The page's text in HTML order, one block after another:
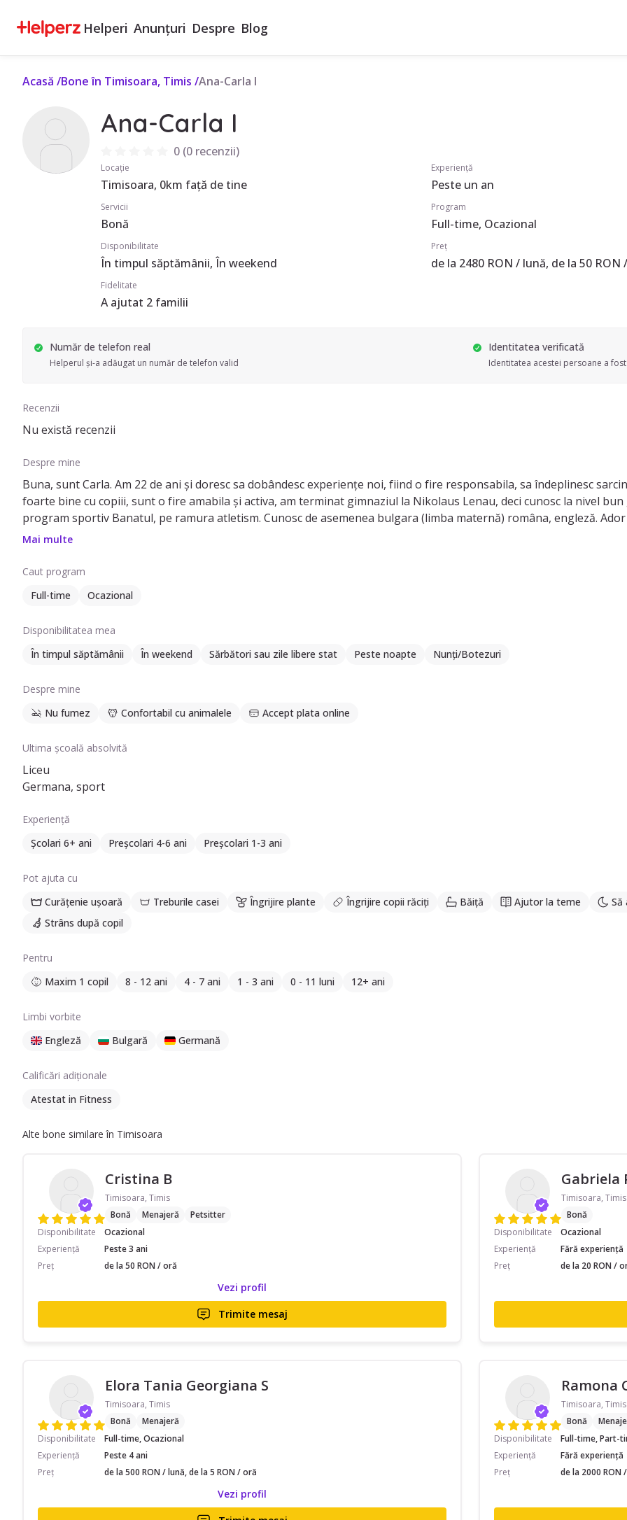
Helperi Anunțuri Despre Blog
Acasă /Bone în Timisoara, Timis /Ana-Carla I
Ana-Carla I
0(0 recenzii)
Locație
Timisoara, 0km față de tine
Experiență
Peste un an
Servicii
Bonă
Program
Full-time, Ocazional
Disponibilitate
În timpul săptămânii, În weekend
Preț
de la 2480 RON / lună, de la 50 RON
Fidelitate
A ajutat 2 familii
Număr de telefon real
Helperul și-a adăugat un număr de telefon valid
Identitatea verificată
Identitatea acestei persoane a
Recenzii
Nu există recenzii
Despre mine
Buna, sunt Carla. Am 22 de ani și doresc sa dobândesc experiențe noi, fiind o fire responsabila, sa îndeplinesc
foarte bine cu copiii, sunt o fire amabila și activa, am terminat gimnaziul la Nikolaus Lenau, deci cunosc la nivel
program sportiv Banatul, pe ramura atletism. Cunosc de asemenea bulgara (limba maternă) româna, engleză.
da o mână de ajutor, ma puteți contacta la 0754702363. Toate cele bune! :)
Mai multe
Caut program
Full-time
Ocazional
Disponibilitatea mea
În timpul săptămânii
În weekend Sărbători sau zile libere stat Peste noapte Nunți/Botezuri
Despre mine
Nu fumez
Confortabil cu animalele Accept plata online
Ultima școală absolvită
Liceu
Germana, sport
Experiență
Școlari 6+ ani
Preșcolari 4-6 ani Preșcolari 1-3 ani
Pot ajuta cu
Curățenie ușoară
Treburile casei Îngrijire plante Îngrijire copii răciți Băiță Ajutor la teme
Să
Strâns după copil
Pentru
Maxim 1 copil
8 - 12 ani 4 - 7 ani 1 - 3 ani 0 - 11 luni 12+ ani
Limbi vorbite
Engleză
Bulgară Germană
Calificări adiționale
Atestat in Fitness
Alte bone similare în Timisoara
Cristina B
Timisoara, Timis
Bonă
Menajeră
Petsitter
Disponibilitate
Ocazional
Experiență
Peste 3 ani
Preț
de la 50 RON / oră
Vezi profil
Trimite mesaj
Gabriela
Timisoara, Timis
Bonă
Disponibilitate
Ocazional
Experiență
Fără experiență
Preț
de la 20 RON /
Elora Tania Georgiana S
Timisoara, Timis
Bonă
Menajeră
Disponibilitate
Full-time, Ocazional
Experiență
Peste 4 ani
Preț
de la 500 RON / lună, de la 5 RON / oră
Vezi profil
Ramona
Timisoara, Timis
Bonă
Disponibilitate
Full-time, Part-
Experiență
Fără experiență
Preț
de la 2000 RON